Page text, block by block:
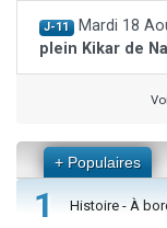
J-11 Mardi 18
plein Kikar de
+ Populaires
1 Histoire - À